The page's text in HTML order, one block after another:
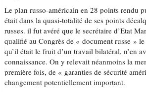
Le plan russo-américain en 28 points rendu
était dans la quasi-totalité de ses points
russes. il fut avéré que le secrétaire d’Etat
qualifié au Congrès de « document russe »
qu’il était le fruit d’un travail bilatéral, n’en
connaissance. On y relevait néanmoins la
première fois, de « garanties de sécurité
changement potentiellement important.